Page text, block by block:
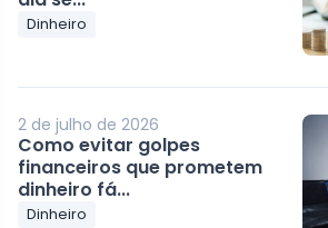
Dinheiro
2 de julho de 2026
Como evitar golpes
financeiros que prometem
dinheiro fá...
Dinheiro